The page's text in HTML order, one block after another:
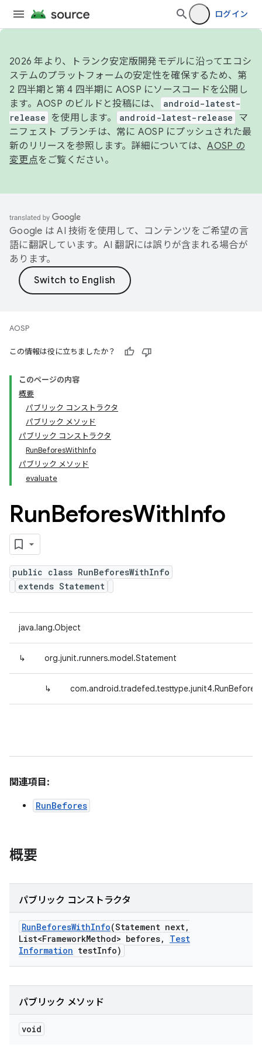
ログイン
2026 年より、トランク安定版開発モデルに沿ってエコシ
ステムのプラットフォームの安定性を確保するため、第
2 四半期と第 4 四半期に AOSP にソースコードを公開し
ます。AOSP のビルドと投稿には、
android-latest-
release
を使用します。 android-latest-release
マ
ニフェスト ブランチは、常に AOSP にプッシュされた最
新のリリースを参照します。詳細については、AOSP の
変更点をご覧ください。
Google は AI 技術を使用して、コンテンツをご希望の言
語に翻訳しています。AI 翻訳には誤りが含まれる場合が
あります。
AOSP
この情報は役に立ちましたか？
このページの内容
概要
パブリック コンストラクタ
パブリック メソッド
パブリック コンストラクタ
RunBeforesWithInfo
パブリック メソッド
evaluate
RunBeforesWithInfo
public class RunBeforesWithInfo
extends Statement
java.lang.Object
↳ org.junit.runners.model.Statement
↳
関連項目:
RunBefores
概要
パブリック コンストラクタ
RunBeforesWithInfo(Statement next,
List<FrameworkMethod> befores,
Test
Information testInfo)
パブリック メソッド
void